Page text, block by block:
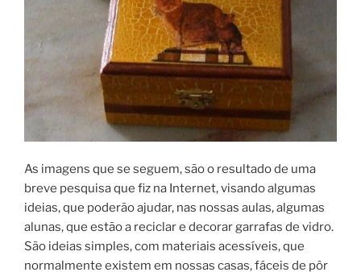
As imagens que se seguem, são o resultado de uma
breve pesquisa que fiz na Internet, visando algumas
ideias, que poderão ajudar, nas nossas aulas, algumas
alunas, que estão a reciclar e decorar garrafas de vidro.
São ideias simples, com materiais acessíveis, que
normalmente existem em nossas casas, fáceis de pôr